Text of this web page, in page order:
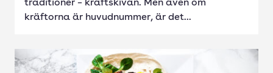
traditioner – kräftskivan. Men även om
kräftorna är huvudnummer, är det...